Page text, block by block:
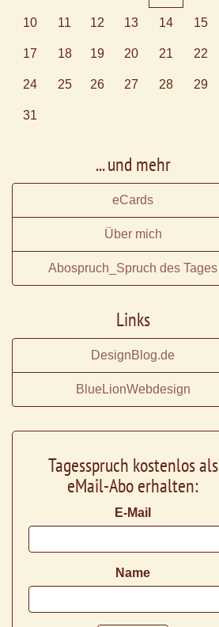
10 11 12 13 14 15
17 18 19 20 21 22
24 25 26 27 28 29
31
... und mehr
eCards
Über mich
Abospruch_Spruch des Tages
Links
DesignBlog.de
BlueLionWebdesign
Tagesspruch kostenlos als
eMail-Abo erhalten:
E-Mail
Name